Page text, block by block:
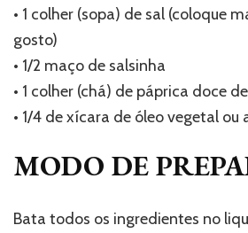
• 1 colher (sopa) de sal (coloque
gosto)
• 1/2 maço de salsinha
• 1 colher (chá) de páprica doce
• 1/4 de xícara de óleo vegetal ou
MODO DE
Bata todos os ingredientes no